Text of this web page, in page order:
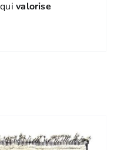
quivalorise